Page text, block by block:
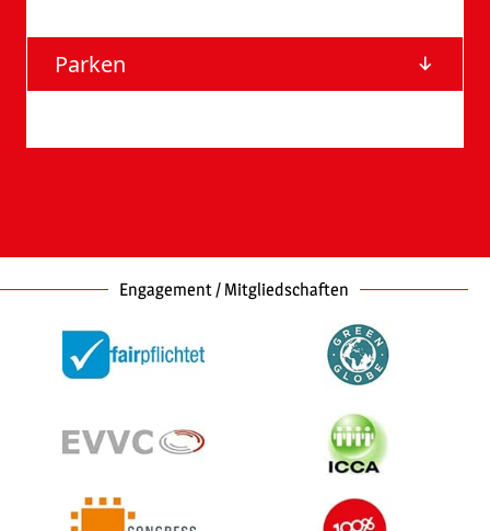
Parken
Engagement / Mitgliedschaften